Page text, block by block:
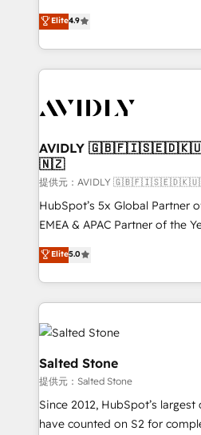
AI, & maximize AEO with
Integrations: Extend HubSpot
North America. Avec plus de
marketing automation, Growth,
webdesign. Markentive is both a consulting firm, a
digital agency and an
CRM and webdesign (We
Elite4.9
AVIDLY
🇳🇿
提供元：AVIDLY
HubSpot’s 5x Global Partner
EMEA & APAC Partner of the
experienced and fully
Partner. 🚀 With 2,750+ HubSpot projects delivered
and 370+ specialists across
we de-risk complex CRM
accelerate ROI across every
multi-region migrations to AI-
we turn complexity into clarity,
scale. 🏆 HubSpot’s CEO called us “the partner of the
future.” Others agree it is
measurable impact.
Elite5.0
Salted Stone
提供元：Salted Stone
Since 2012, HubSpot’s
have counted on S2 for